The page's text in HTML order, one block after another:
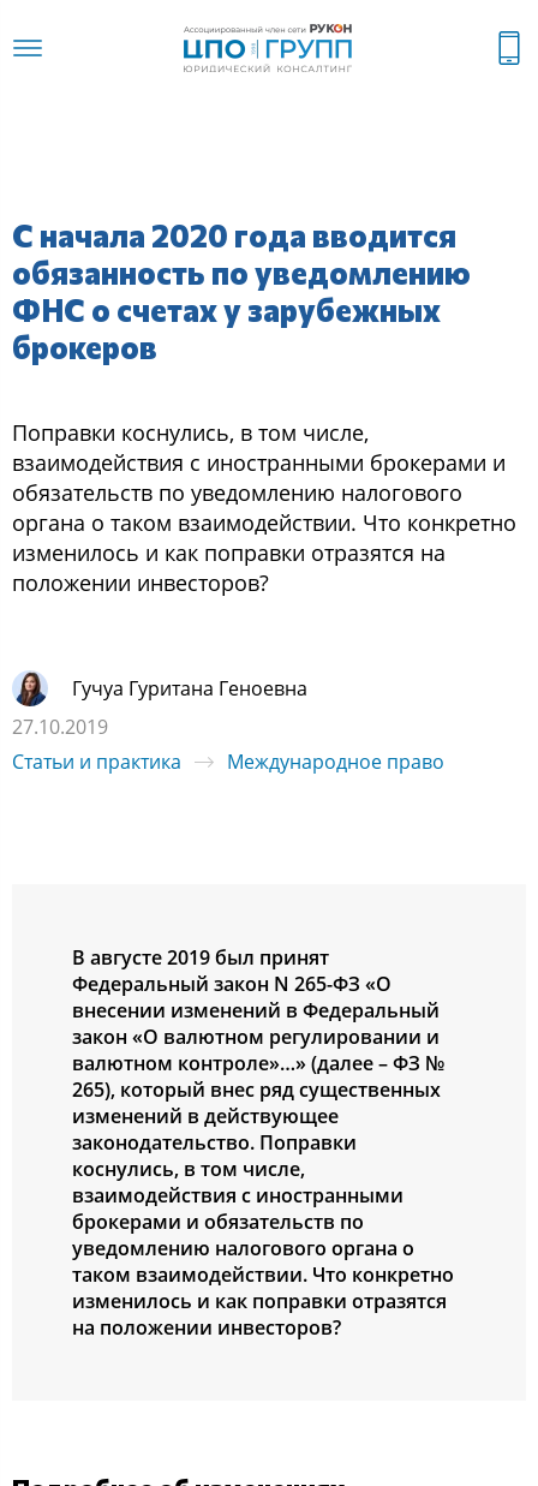
С начала 2020 года вводится
обязанность по уведомлению
ФНС о счетах у зарубежных
брокеров
Поправки коснулись, в том числе,
взаимодействия с иностранными брокерами и
обязательств по уведомлению налогового
органа о таком взаимодействии. Что конкретно
изменилось и как поправки отразятся на
положении инвесторов?
Гучуа Гуритана Геноевна
27.10.2019
Статьи и практика
Международное право
В августе 2019 был принят
Федеральный закон N 265-ФЗ «О
внесении изменений в Федеральный
закон «О валютном регулировании и
валютном контроле»…» (далее – ФЗ №
265), который внес ряд существенных
изменений в действующее
законодательство. Поправки
коснулись, в том числе,
взаимодействия с иностранными
брокерами и обязательств по
уведомлению налогового органа о
таком взаимодействии. Что конкретно
изменилось и как поправки отразятся
на положении инвесторов?